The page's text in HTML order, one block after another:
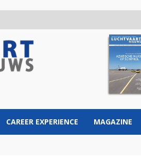
CAREER EXPERIENCE MAGAZINE